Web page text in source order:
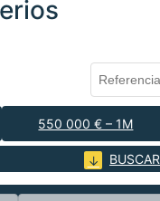
550 000 € – 1M